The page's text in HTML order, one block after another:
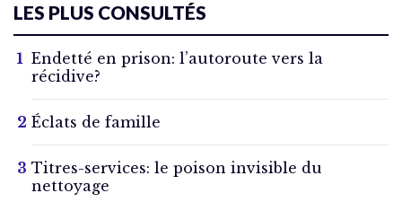
LES PLUS CONSULTÉS
Endetté en prison: l’autoroute vers la
récidive?
Éclats de famille
Titres-services: le poison invisible du
nettoyage